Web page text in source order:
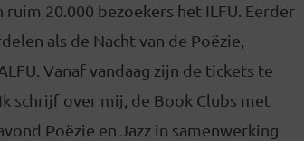
20.000 bezoekers het ILFU. Eerder
als de Nacht van de Poëzie,
Vanaf vandaag zijn de tickets te
schrijf over mij, de Book Clubs met
Poëzie en Jazz in samenwerking